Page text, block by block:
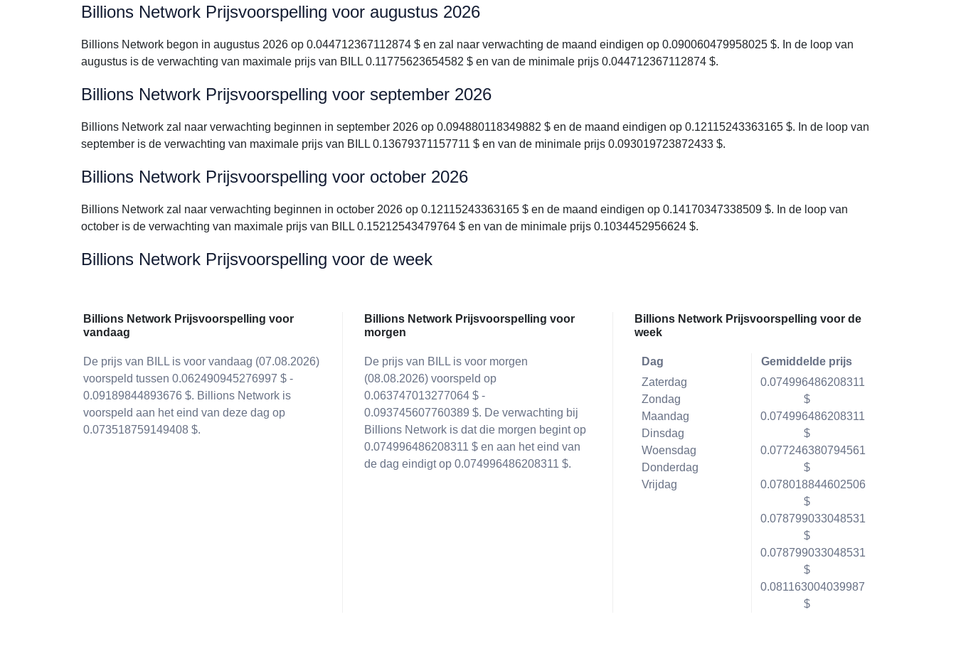
Billions Network Prijsvoorspelling voor augustus 2026
Billions Network begon in augustus 2026 op 0.044712367112874 $ en zal naar verwachting de maand eindigen op 0.090060479958025 $. In de loop van
augustus is de verwachting van maximale prijs van BILL 0.11775623654582 $ en van de minimale prijs 0.044712367112874 $.
Billions Network Prijsvoorspelling voor september 2026
Billions Network zal naar verwachting beginnen in september 2026 op 0.094880118349882 $ en de maand eindigen op 0.12115243363165 $. In de loop van
september is de verwachting van maximale prijs van BILL 0.13679371157711 $ en van de minimale prijs 0.093019723872433 $.
Billions Network Prijsvoorspelling voor october 2026
Billions Network zal naar verwachting beginnen in october 2026 op 0.12115243363165 $ en de maand eindigen op 0.14170347338509 $. In de loop van
october is de verwachting van maximale prijs van BILL 0.15212543479764 $ en van de minimale prijs 0.1034452956624 $.
Billions Network Prijsvoorspelling voor de week
Billions Network Prijsvoorspelling voor
vandaag
De prijs van BILL is voor vandaag (07.08.2026)
voorspeld tussen 0.062490945276997 $ -
0.09189844893676 $. Billions Network is
voorspeld aan het eind van deze dag op
0.073518759149408 $.
Billions Network Prijsvoorspelling voor
morgen
De prijs van BILL is voor morgen
(08.08.2026) voorspeld op
0.063747013277064 $ -
0.093745607760389 $. De verwachting bij
Billions Network is dat die morgen begint op
0.074996486208311 $ en aan het eind van
de dag eindigt op 0.074996486208311 $.
Billions Network Prijsvoorspelling voor de
week
Dag
Zaterdag
Zondag
Maandag
Dinsdag
Woensdag
Donderdag
Vrijdag
Gemiddelde prijs
0.074996486208311
$
0.074996486208311
$
0.077246380794561
$
0.078018844602506
$
0.078799033048531
$
0.078799033048531
$
0.081163004039987
$